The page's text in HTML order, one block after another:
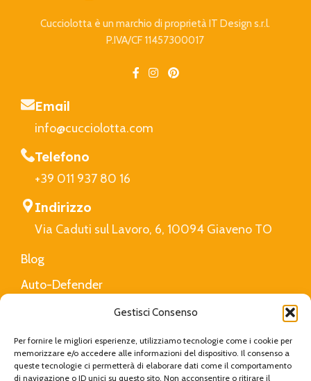
Gestisci Consenso
Per fornire le migliori esperienze, utilizziamo tecnologie come i cookie per
memorizzare e/o accedere alle informazioni del dispositivo. Il consenso a
queste tecnologie ci permetterà di elaborare dati come il comportamento
di navigazione o ID unici su questo sito. Non acconsentire o ritirare il
Cucciolotta è un marchio di proprietà IT Design s.r.l.
P.IVA/CF 11457300017
Email
info@cucciolotta.com
Telefono
+39 011 937 80 16
Indirizzo
Via Caduti sul Lavoro, 6, 10094 Giaveno TO
Blog
Auto-Defender
Privacy Policy